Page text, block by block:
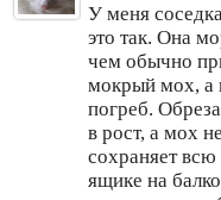
У меня
это так. Она
чем обычно
мокрый мох, а
погреб.
в рост, а мох
сохраняет всю
ящике на